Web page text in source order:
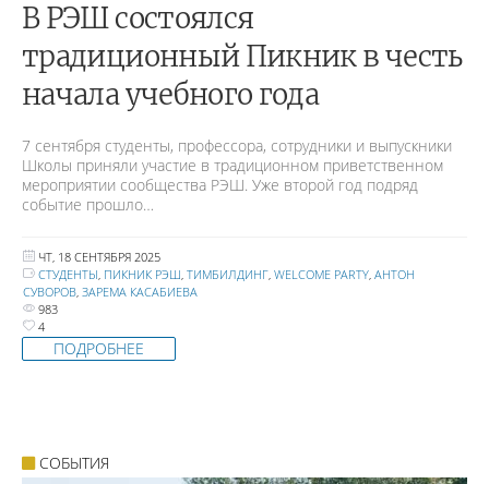
В РЭШ состоялся
традиционный Пикник в честь
начала учебного года
7 сентября студенты, профессора, сотрудники и выпускники
Школы приняли участие в традиционном приветственном
мероприятии сообщества РЭШ. Уже второй год подряд
событие прошло…
ЧТ, 18 СЕНТЯБРЯ 2025
СТУДЕНТЫ, ПИКНИК РЭШ, ТИМБИЛДИНГ, WELCOME PARTY, АНТОН
СУВОРОВ, ЗАРЕМА КАСАБИЕВА
983
4
ПОДРОБНЕЕ
СОБЫТИЯ